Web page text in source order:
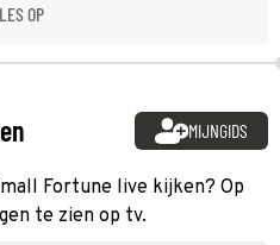
OP
MIJNGIDS
Fortune live kijken? Op
te zien op tv.